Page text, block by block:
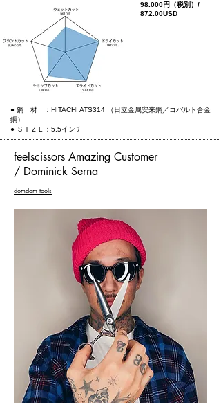
98.000円（税別）/
872.00USD
● 鋼 材 ：HITACHI ATS314 （日立金属安来鋼／コバルト合金
鋼）
● ＳＩＺＥ：5.5インチ
feelscissors Amazing Customer
/ Dominick Serna
domdom tools